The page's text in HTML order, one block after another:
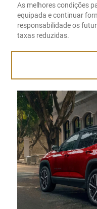
As melhores condições
equipada e continuar
responsabilidade os
taxas reduzidas.